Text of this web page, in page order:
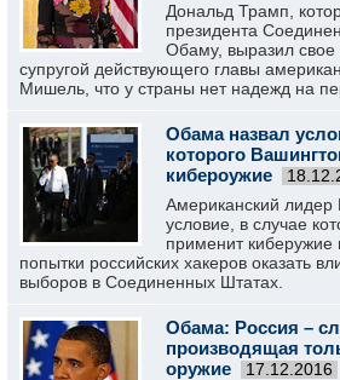
Дональд Трамп,
президента
Обаму, выразил свое
супругой действующего главы
Мишель, что у страны нет надежд на
Обама назвал
которого
кибероужие
Американский
условие, в случае
применит киберужие
попытки российских хакеров оказать
выборов в Соединенных Штатах.
Обама: Россия –
производящая
оружие
17.12.2016